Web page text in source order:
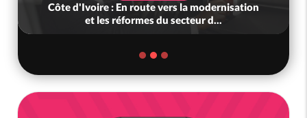
Côte d'Ivoire : En route vers la modernisation
et les réformes du secteur d...